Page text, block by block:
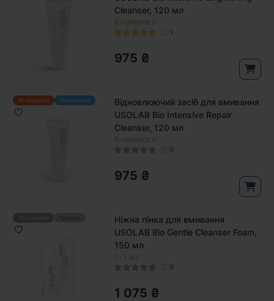
Cleanser, 120 мл
В наявності
1
975 ₴
Хіт продажів Популярний
Відновлюючий засіб для вмивання
USOLAB Bio Intensive Repair
Cleanser, 120 мл
В наявності
0
975 ₴
Продано
Ніжна пінка для вмивання
USOLAB Bio Gentle Cleanser Foam,
150 мл
0
1 075 ₴